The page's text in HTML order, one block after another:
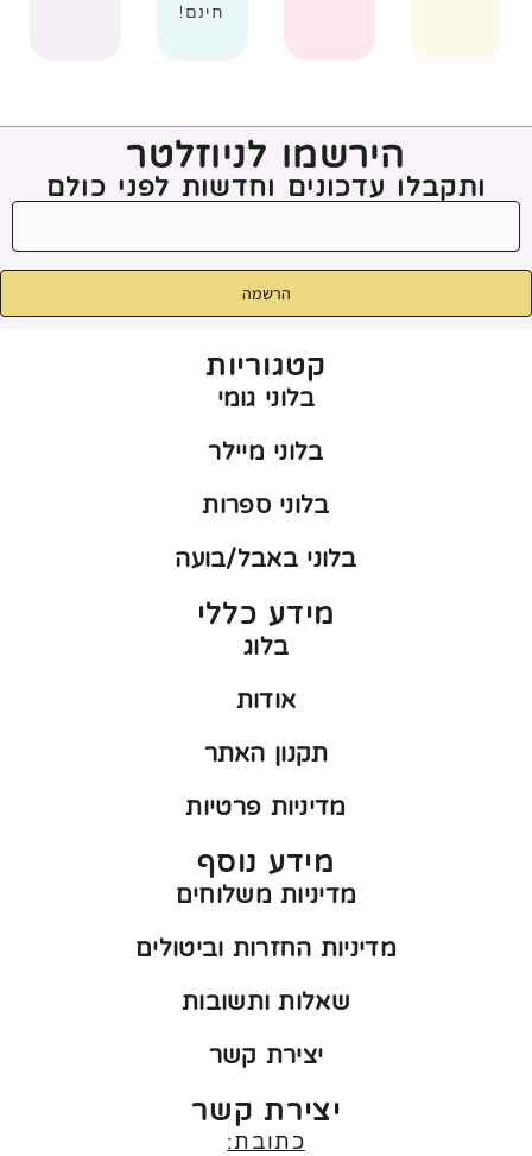
חינם!
הירשמו לניוזלטר
ותקבלו עדכונים וחדשות לפני כולם
הרשמה
קטגוריות
בלוני גומי
בלוני מיילר
בלוני ספרות
בלוני באבל/בועה
מידע כללי
בלוג
אודות
תקנון האתר
מדיניות פרטיות
מידע נוסף
מדיניות משלוחים
מדיניות החזרות וביטולים
שאלות ותשובות
יצירת קשר
יצירת קשר
כתובת: